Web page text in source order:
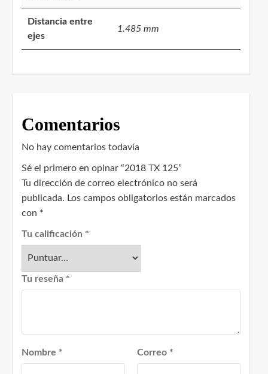
Distancia entre
ejes
1.485 mm
Comentarios
No hay comentarios todavía
Sé el primero en opinar “2018 TX 125”
Tu dirección de correo electrónico no será
publicada. Los campos obligatorios están marcados
con *
Tu calificación *
Tu reseña *
Nombre * Correo *